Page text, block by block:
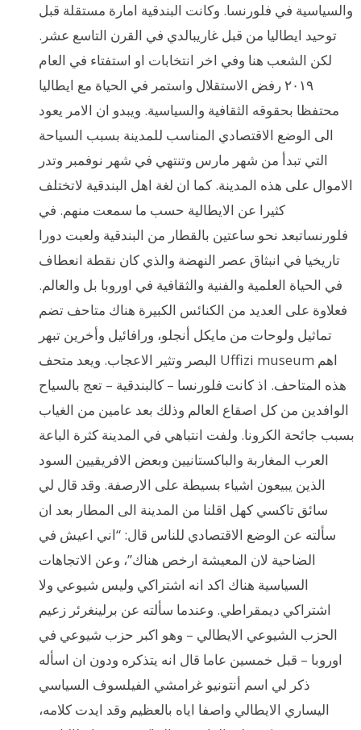
والسياسية في فلورنسا. وكانت البندقية امارة مستقلة قبل
توحيد ايطاليا من قبل غاريبالدي في القرن التاسع عشر.
لكن الشعب هنا وفي اخر انتخابات او استفتاء في العام
٢٠١٩ رفض الاستقلال واستمر في الحياة مع ايطاليا
محتفظا بحقوقه الثقافية والسياسية. ويبدو ان الامر يعود
الى الوضع الاقتصادي المناسب للمدينة بسبب السياحة
التي تبدأ من شهر مارس وتنتهي في شهر نوفمبر وتدر
الاموال على هذه المدينة. كما ان لغة اهل البندقية لاتختلف
كثيرا عن الايطالية حسب ما سمعت منهم. في
فلورنساتبعد نحو ساعتين بالقطار من البندقية ولعبت دورا
تاريخيا في انبثاق عصر النهضة والذي كان نقطة انعطاف
في الحياة العلمية والفنية والثقافية في اوروبا بل والعالم.
فعلاوة على العديد من الكنائس الكبيرة هناك متاحف تضم
تماثيل ولوحات من مايكل أنجلو، ورافائيل وأخرين تبهر
البصر وتثير الاعجاب. ويعد متحف Uffizi museum اهم
هذه المتاحف. اذ كانت فلورنسا – كالبندقية – تعج بالسياح
الوافدين من كل اصقاع العالم وذلك بعد عامين من الغياب
بسبب جائحة الكرونا. ولفت انتباهي في المدينة كثرة الباعة
العرب المغاربة والباكستانيين وبعض الافريقيين السود
الذين يبيعون اشياء بسيطة على الارصفة. وقد قال لي
سائق تاكسي كهل اقلنا من المدينة الى المطار بعد ان
سألته عن الوضع الاقتصادي للناس قال: “اني اعيش في
الضاحية لان المعيشة ارخص هناك”، وعن الاتجاهات
السياسية هناك اكد انه اشتراكي وليس شيوعي ولا
اشتراكي ديمقراطي. وعندما سألته عن برلينغرئر زعيم
الحزب الشيوعي الايطالي – وهو اكبر حزب شيوعي في
اوروبا – قبل خمسين عاما قال انه يتذكره ودون ان اسأله
ذكر لي اسم أنتونيو غرامشي الفيلسوف السياسي
اليساري الايطالي واصفا اياه بالعظيم وقد ايدت كلامه،